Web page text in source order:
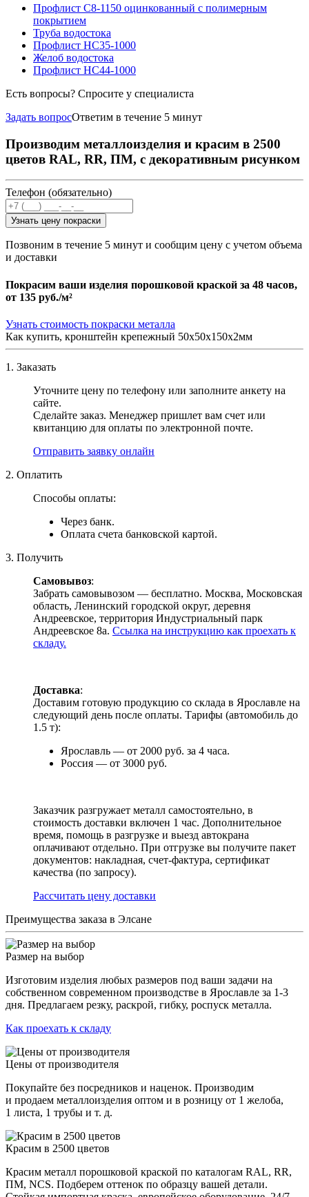
Профлист С8-1150 оцинкованный с полимерным
покрытием
Труба водостока
Профлист НС35-1000
Желоб водостока
Профлист НС44-1000
Есть вопросы? Спросите у специалиста
Задать вопросОтветим в течение 5 минут
Производим металлоизделия и красим в 2500
цветов RAL, RR, ПМ, с декоративным рисунком
Телефон (обязательно)
Узнать цену покраски
Позвоним в течение 5 минут и сообщим цену с учетом объема
и доставки
Покрасим ваши изделия порошковой краской за 48 часов,
от 135 руб./м²
Узнать стоимость покраски металла
Как купить, кронштейн крепежный 50х50х150х2мм
1. Заказать
Уточните цену по телефону или заполните анкету на
сайте.
Сделайте заказ. Менеджер пришлет вам счет или
квитанцию для оплаты по электронной почте.
Отправить заявку онлайн
2. Оплатить
Способы оплаты:
Через банк.
Оплата счета банковской картой.
3. Получить
Самовывоз:
Забрать самовывозом — бесплатно. Москва, Московская
область, Ленинский городской округ, деревня
Андреевское, территория Индустриальный парк
Андреевское 8а. Ссылка на инструкцию как проехать к
складу.
Доставка:
Доставим готовую продукцию со склада в Ярославле на
следующий день после оплаты. Тарифы (автомобиль до
1.5 т):
Ярославль — от 2000 руб. за 4 часа.
Россия — от 3000 руб.
Заказчик разгружает металл самостоятельно, в
стоимость доставки включен 1 час. Дополнительное
время, помощь в разгрузке и выезд автокрана
оплачивают отдельно. При отгрузке вы получите пакет
документов: накладная, счет-фактура, сертификат
качества (по запросу).
Раcсчитать цену доставки
Преимущества заказа в Элсане
Размер на выбор
Изготовим изделия любых размеров под ваши задачи на
собственном современном производстве в Ярославле за 1-3
дня. Предлагаем резку, раскрой, гибку, роспуск металла.
Как проехать к складу
Цены от производителя
Покупайте без посредников и наценок. Производим
и продаем металлоизделия оптом и в розницу от 1 желоба,
1 листа, 1 трубы и т. д.
Красим в 2500 цветов
Красим металл порошковой краской по каталогам RAL, RR,
ПМ, NCS. Подберем оттенок по образцу вашей детали.